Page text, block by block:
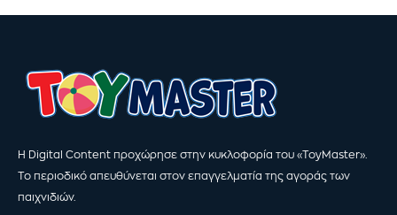
Η Digital Content προχώρησε στην κυκλοφορία του «ToyMaster».
Το περιοδικό απευθύνεται στον επαγγελματία της αγοράς των
παιχνιδιών.